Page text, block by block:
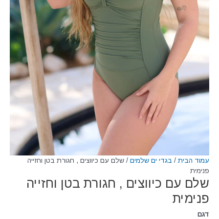
עמוד הבית / בגדי ים שלמים / שלם עם כיווצים , חגורת בטן וחזייה
פנימית
שלם עם כיווצים , חגורת בטן וחזייה
פנימית
דגם